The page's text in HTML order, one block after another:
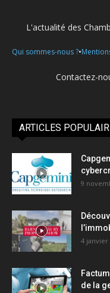
L'actualité des
Qui sommes-nous ?•
Contactez-
ARTICLES
9
4 janvier
de la